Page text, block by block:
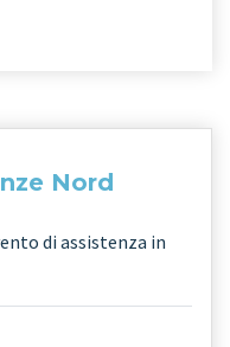
Nord
di assistenza in